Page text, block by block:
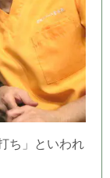
ち」といわれ